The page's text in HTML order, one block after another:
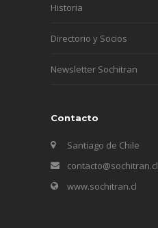
Historia
Directorio y Socios
Newsletter Sochitran
Contacto
Santiago de Chile
contacto@sochitran.cl
www.sochitran.cl